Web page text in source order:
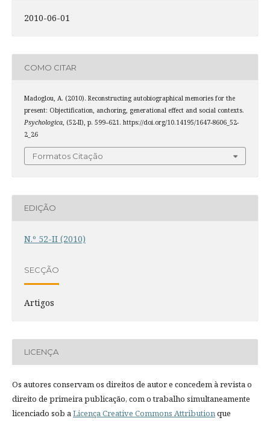
2010-06-01
COMO CITAR
Madoglou, A. (2010). Reconstructing autobiographical memories for the
present: Objectification, anchoring, generational effect and social contexts.
Psychologica, (52-II), p. 599–621. https://doi.org/10.14195/1647-8606_52-
2_26
Formatos Citação
EDIÇÃO
N.º 52-II (2010)
SECÇÃO
Artigos
LICENÇA
Os autores conservam os direitos de autor e concedem à revista o
direito de primeira publicação, com o trabalho simultaneamente
licenciado sob aLicença Creative Commons Attributionque